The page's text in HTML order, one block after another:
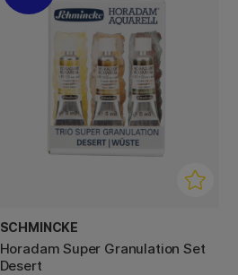
SCHMINCKE
Horadam Super Granulation Set
Desert